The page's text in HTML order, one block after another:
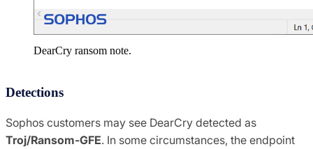
DearCry ransom note.
Detections
Sophos customers may see DearCry detected as
Troj/Ransom-GFE. In some circumstances, the endpoint